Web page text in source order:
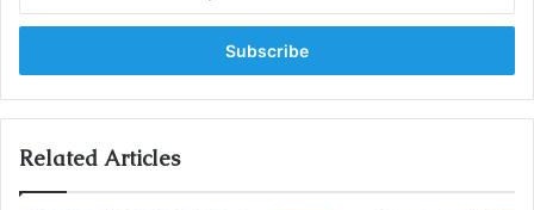
t
r
y
u
E
Related Articles